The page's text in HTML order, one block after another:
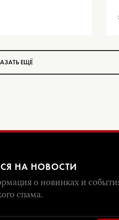
ЕЩЁ
НА НОВОСТИ
о новинках и
спама.